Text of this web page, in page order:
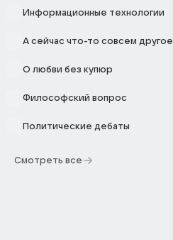
Информационные технологии
А сейчас что-то совсем другое
О любви без купюр
Философский вопрос
Политические дебаты
Смотреть все